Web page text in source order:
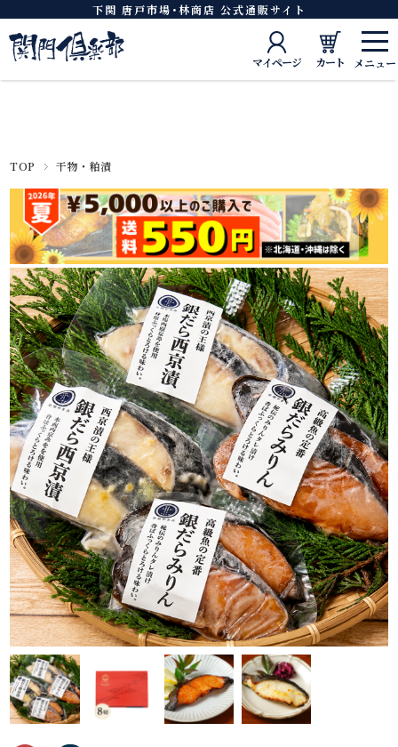
下関 唐戸市場･林商店 公式通販サイト
マイページ カート
TOP 干物・粕漬